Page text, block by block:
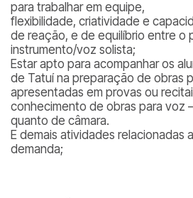
para trabalhar em equipe,
flexibilidade, criatividade e
de reação, e de equilíbrio entre o
instrumento/voz solista;
Estar apto para acompanhar os
de Tatuí na preparação de obras
apresentadas em provas ou
conhecimento de obras para voz
quanto de câmara.
E demais atividades relacionadas
demanda;